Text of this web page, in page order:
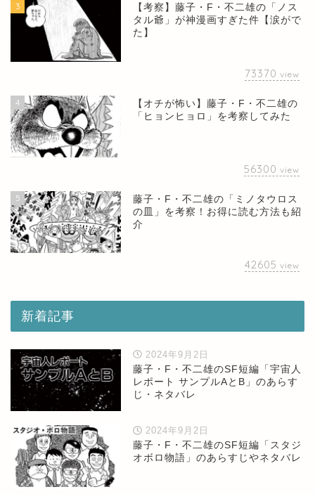
3
【考察】藤子・F・不二雄の「ノス
タル爺」が神漫画すぎた件【涙がで
た】
73370 view
4
【オチが怖い】藤子・F・不二雄の
「ヒョンヒョロ」を考察してみた
56300 view
5
藤子・F・不二雄の「ミノタウロス
の皿」を考察！お得に読む方法も紹
介
42605 view
新着記事
2024年9月2日
藤子・F・不二雄のSF短編「宇宙人
レポート サンプルAとB」のあらす
じ・ネタバレ
2024年9月2日
藤子・F・不二雄のSF短編「スタジ
オボロ物語」のあらすじやネタバレ